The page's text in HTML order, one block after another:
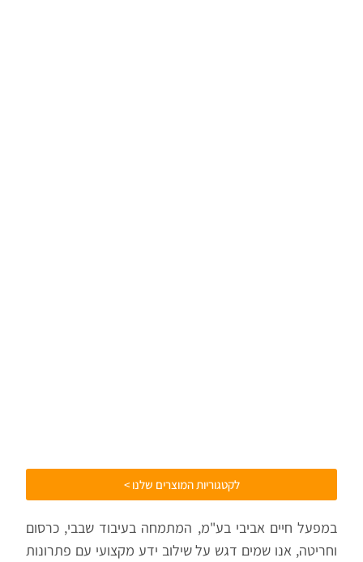
לקטגוריות המוצרים שלנו >
במפעל חיים אביבי בע"מ, המתמחה בעיבוד שבבי, כרסום
וחריטה, אנו שמים דגש על שילוב ידע מקצועי עם פתרונות